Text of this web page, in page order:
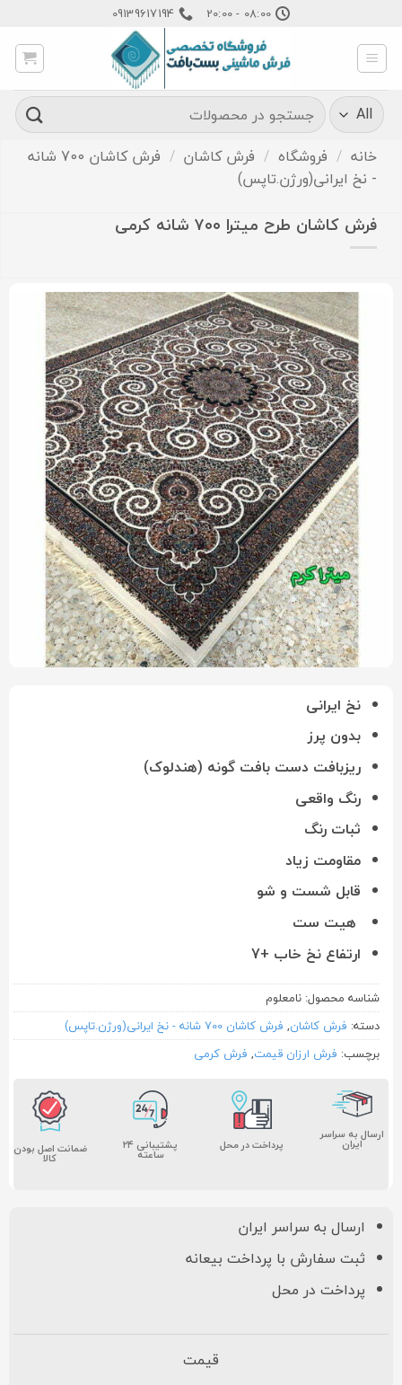
content
08:00 - 20:00
09139617194
جستجو
برای:
خانه / فروشگاه / فرش کاشان /
فرش کاشان 700 شانه
- نخ ایرانی(ورژن.تاپس)
فرش کاشان طرح میترا ۷۰۰ شانه کرمی
نخ ایرانی
بدون پرز
ریزبافت دست بافت گونه (هندلوک)
رنگ واقعی
ثبات رنگ
مقاومت زیاد
قابل شست و شو
هیت ست
ارتفاع نخ خاب +7
شناسه محصول: نامعلوم
دسته: فرش کاشان, فرش کاشان 700 شانه - نخ ایرانی(ورژن.تاپس)
برچسب: فرش ارزان قیمت, فرش کرمی
ارسال به سراسر
ایران پرداخت در محل پشتیبانی ۲۴
ساعته ضمانت اصل بودن
کالا
ارسال به سراسر ایران
ثبت سفارش با پرداخت بیعانه
پرداخت در محل
قیمت